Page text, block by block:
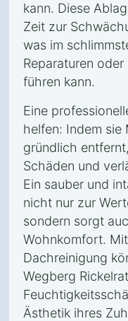
kann. Diese
Zeit zur
was im
Reparaturen
führen kann.
Eine
helfen: Indem sie
gründlich
Schäden und
Ein sauber und
nicht nur zur
sondern sorgt
Wohnkomfort.
Dachreinigung
Wegberg
Ästhetik ihres